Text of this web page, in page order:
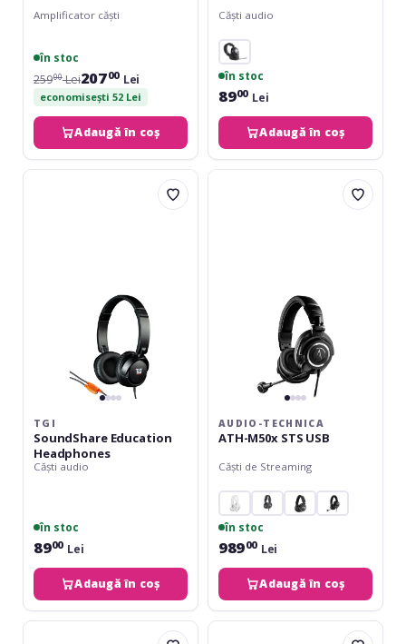
Amplificator căști
în stoc
25900Lei20700 Lei
economisești 52 Lei
Adaugă în coș
Căști audio
în stoc
8900 Lei
Adaugă în coș
TGI
TGI
SoundShare Education
Headphones
Căști audio
în stoc
8900 Lei
Adaugă în coș
Audio-
AUDIO-TECHNICA
ATH-M50x STS USB
Căști de Streaming
în stoc
98900 Lei
Adaugă în coș
JBL
Presonus